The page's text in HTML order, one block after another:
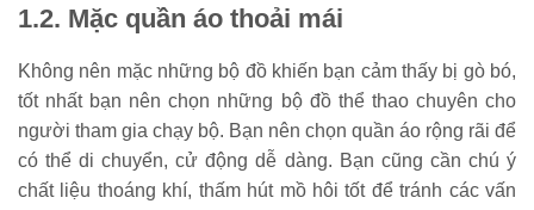
1.2. Mặc quần áo thoải mái
Không nên mặc những bộ đồ khiến bạn cảm thấy bị gò bó,
tốt nhất bạn nên chọn những bộ đồ thể thao chuyên cho
người tham gia chạy bộ. Bạn nên chọn quần áo rộng rãi để
có thể di chuyển, cử động dễ dàng. Bạn cũng cần chú ý
chất liệu thoáng khí, thấm hút mồ hôi tốt để tránh các vấn